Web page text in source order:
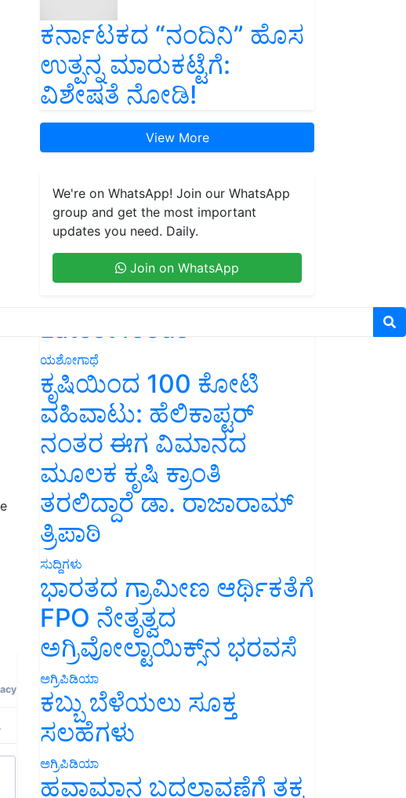
ಕರ್ನಾಟಕದ “ನಂದಿನಿ” ಹೊಸ
ಉತ್ಪನ್ನ ಮಾರುಕಟ್ಟೆಗೆ:
ವಿಶೇಷತೆ ನೋಡಿ!
View More
We're on WhatsApp! Join our WhatsApp
group and get the most important
updates you need. Daily.
Join on WhatsApp
Latest feeds
ಯಶೋಗಾಥೆ
ಕೃಷಿಯಿಂದ 100 ಕೋಟಿ
ವಹಿವಾಟು: ಹೆಲಿಕಾಪ್ಟರ್
ನಂತರ ಈಗ ವಿಮಾನದ
ಮೂಲಕ ಕೃಷಿ ಕ್ರಾಂತಿ
ತರಲಿದ್ದಾರೆ ಡಾ. ರಾಜಾರಾಮ್
ತ್ರಿಪಾಠಿ
ಸುದ್ದಿಗಳು
ಭಾರತದ ಗ್ರಾಮೀಣ ಆರ್ಥಿಕತೆಗೆ
FPO ನೇತೃತ್ವದ
ಅಗ್ರಿವೋಲ್ಟಾಯಿಕ್ಸ್‌ನ ಭರವಸೆ
ಅಗ್ರಿಪಿಡಿಯಾ
ಕಬ್ಬು ಬೆಳೆಯಲು ಸೂಕ್ತ
ಸಲಹೆಗಳು
ಅಗ್ರಿಪಿಡಿಯಾ
ಹವಾಮಾನ ಬದಲಾವಣೆಗೆ ತಕ್ಕ